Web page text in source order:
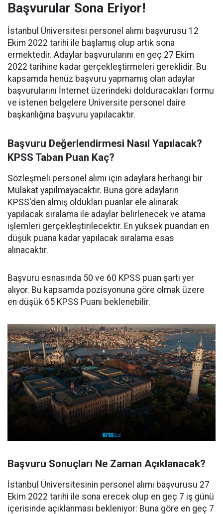
Başvurular Sona Eriyor!
İstanbul Üniversitesi personel alımı başvurusu 12
Ekim 2022 tarihi ile başlamış olup artık sona
ermektedir. Adaylar başvurularını en geç 27 Ekim
2022 tarihine kadar gerçekleştirmeleri gereklidir. Bu
kapsamda henüz başvuru yapmamış olan adaylar
başvurularını İnternet üzerindeki dolduracakları formu
ve istenen belgelere Üniversite personel daire
başkanlığına başvuru yapılacaktır.
Başvuru Değerlendirmesi Nasıl Yapılacak?
KPSS Taban Puan Kaç?
Sözleşmeli personel alımı için adaylara herhangi bir
Mülakat yapılmayacaktır. Buna göre adayların
KPSS'den almış oldukları puanlar ele alınarak
yapılacak sıralama ile adaylar belirlenecek ve atama
işlemleri gerçekleştirilecektir. En yüksek puandan en
düşük puana kadar yapılacak sıralama esas
alınacaktır.
Başvuru esnasında 50 ve 60 KPSS puan şartı yer
alıyor. Bu kapsamda pozisyonuna göre olmak üzere
en düşük 65 KPSS Puanı beklenebilir.
Başvuru Sonuçları Ne Zaman Açıklanacak?
İstanbul Üniversitesinin personel alımı başvurusu 27
Ekim 2022 tarihi ile sona erecek olup en geç 7 iş günü
içerisinde açıklanması bekleniyor: Buna göre en geç 7